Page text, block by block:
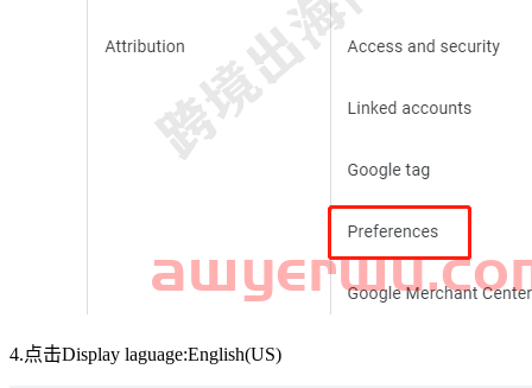
4.点击Display laguage:English(US)